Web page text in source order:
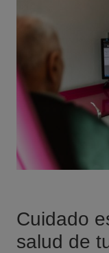
Cuidado
salud de